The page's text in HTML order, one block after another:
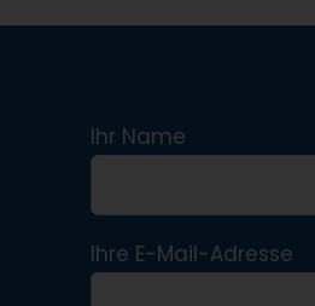
Ihr Name
Ihre E-Mail-Adresse